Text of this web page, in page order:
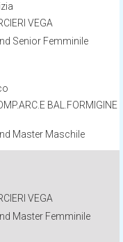
VEGA
Senior Femminile
BAL.FORMIGINE
Master Maschile
VEGA
Master Femminile